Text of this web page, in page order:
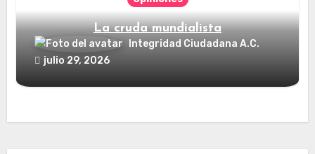
La cruda mundialista
Integridad Ciudadana A.C.
julio 29, 2026